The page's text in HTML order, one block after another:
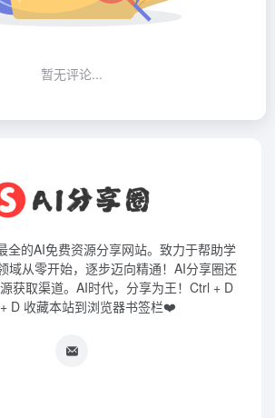
暂无评论...
全的AI免费资源分享网站。致力于帮助学
域从零开始，逐步迈向精通！AI分享圈还
获取渠道。AI时代，分享为王！Ctrl + D
D 收藏本站到浏览器书签栏❤️